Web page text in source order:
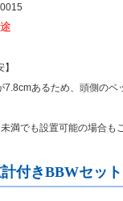
7.8cmあるため、頭側のベ
満でも設置可能の場合も
付きBBWセット